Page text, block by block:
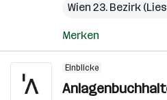
Wien 23. Bezirk
Merken
Einblicke